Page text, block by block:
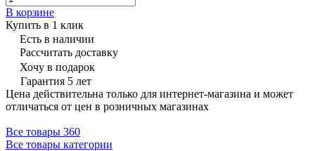
В корзине
Купить в 1 клик
Есть в наличии
Рассчитать доставку
Хочу в подарок
Гарантия 5 лет
Цена действительна только для интернет-магазина и может
отличаться от цен в розничных магазинах
Все товары 360
Все товары категории